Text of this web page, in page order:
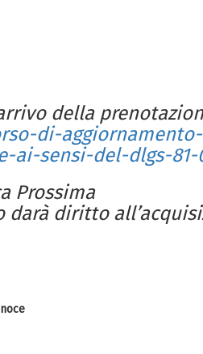
della
di-
ai-sensi-del-dlgs-
Prossima
darà diritto